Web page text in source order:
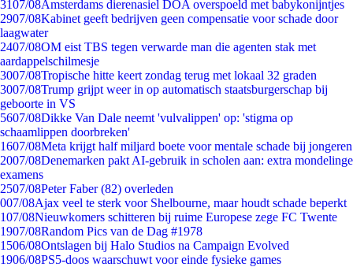
3107/08Amsterdams dierenasiel DOA overspoeld met babykonijntjes
2907/08Kabinet geeft bedrijven geen compensatie voor schade door
laagwater
2407/08OM eist TBS tegen verwarde man die agenten stak met
aardappelschilmesje
3007/08Tropische hitte keert zondag terug met lokaal 32 graden
3007/08Trump grijpt weer in op automatisch staatsburgerschap bij
geboorte in VS
5607/08Dikke Van Dale neemt 'vulvalippen' op: 'stigma op
schaamlippen doorbreken'
1607/08Meta krijgt half miljard boete voor mentale schade bij jongeren
2007/08Denemarken pakt AI-gebruik in scholen aan: extra mondelinge
examens
2507/08Peter Faber (82) overleden
007/08Ajax veel te sterk voor Shelbourne, maar houdt schade beperkt
107/08Nieuwkomers schitteren bij ruime Europese zege FC Twente
1907/08Random Pics van de Dag #1978
1506/08Ontslagen bij Halo Studios na Campaign Evolved
1906/08PS5-doos waarschuwt voor einde fysieke games